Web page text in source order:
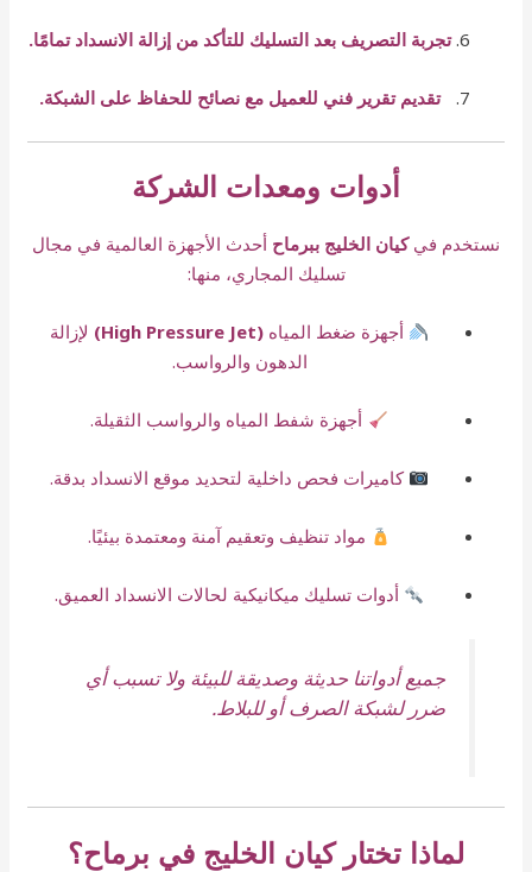
تجربة التصريف بعد التسليك للتأكد من إزالة الانسداد تمامًا.
تقديم تقرير فني للعميل مع نصائح للحفاظ على الشبكة.
أدوات ومعدات الشركة
نستخدم فيكيان الخليج ببرماح أحدث الأجهزة العالمية في مجال
تسليك المجاري، منها:
أجهزة ضغط المياه(High Pressure Jet)
لإزالة
الدهون والرواسب.
أجهزة شفط المياه والرواسب الثقيلة.
كاميرات فحص داخلية لتحديد موقع الانسداد بدقة.
مواد تنظيف وتعقيم آمنة ومعتمدة بيئيًا.
أدوات تسليك ميكانيكية لحالات الانسداد العميق.
جميع أدواتنا حديثة وصديقة للبيئة ولا تسبب أي
ضرر لشبكة الصرف أو للبلاط.
لماذا تختار كيان الخليج في برماح؟